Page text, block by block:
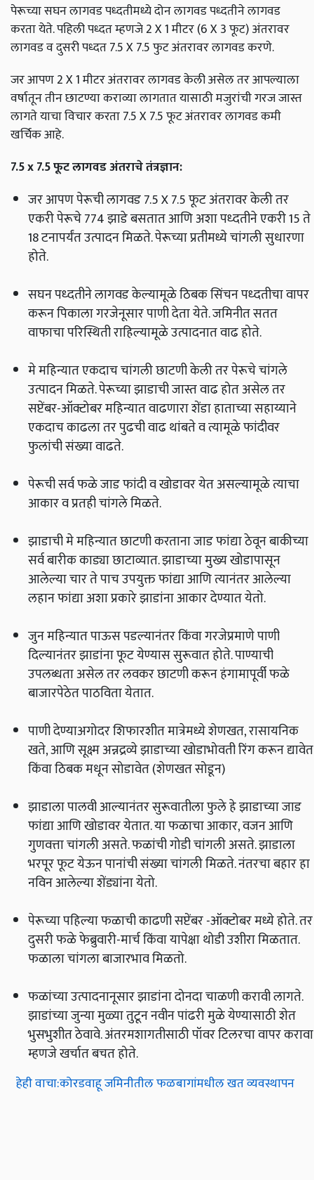
पेरूच्या सघन लागवड पध्दतीमध्ये दोन लागवड पध्दतीने लागवड
करता येते. पहिली पध्दत म्हणजे 2 X 1 मीटर (6 X 3 फूट) अंतरावर
लागवड व दुसरी पध्दत 7.5 X 7.5 फुट अंतरावर लागवड करणे.
जर आपण 2 X 1 मीटर अंतरावर लागवड केली असेल तर आपल्याला
वर्षातून तीन छाटण्या कराव्या लागतात यासाठी मजुरांची गरज जास्त
लागते याचा विचार करता 7.5 X 7.5 फूट अंतरावर लागवड कमी
खर्चिक आहे.
7.5 x 7.5 फूट लागवड अंतराचे तंत्रज्ञान:
जर आपण पेरूची लागवड 7.5 X 7.5 फूट अंतरावर केली तर
एकरी पेरूचे 774 झाडे बसतात आणि अशा पध्दतीने एकरी 15 ते
18 टनापर्यंत उत्पादन मिळते. पेरूच्या प्रतीमध्ये चांगली सुधारणा
होते.
सघन पध्दतीने लागवड केल्यामूळे ठिबक सिंचन पध्दतीचा वापर
करून पिकाला गरजेनूसार पाणी देता येते. जमिनीत सतत
वाफाचा परिस्थिती राहिल्यामूळे उत्पादनात वाढ होते.
मे महिन्यात एकदाच चांगली छाटणी केली तर पेरूचे चांगले
उत्पादन मिळते. पेरूच्या झाडाची जास्त वाढ होत असेल तर
सप्टेंबर-ऑक्टोबर महिन्यात वाढणारा शेंडा हाताच्या सहाय्याने
एकदाच काढला तर पुढची वाढ थांबते व त्यामूळे फांदीवर
फुलांची संख्या वाढते.
पेरूची सर्व फळे जाड फांदी व खोडावर येत असल्यामूळे त्याचा
आकार व प्रतही चांगले मिळते.
झाडाची मे महिन्यात छाटणी करताना जाड फांद्या ठेवून बाकीच्या
सर्व बारीक काड्या छाटाव्यात. झाडाच्या मुख्य खोडापासून
आलेल्या चार ते पाच उपयुक्त फांद्या आणि त्यानंतर आलेल्या
लहान फांद्या अशा प्रकारे झाडांना आकार देण्यात येतो.
जुन महिन्यात पाऊस पडल्यानंतर किंवा गरजेप्रमाणे पाणी
दिल्यानंतर झाडांना फूट येण्यास सुरूवात होते. पाण्याची
उपलब्धता असेल तर लवकर छाटणी करून हंगामापूर्वी फळे
बाजारपेठेत पाठविता येतात.
पाणी देण्याअगोदर शिफारशीत मात्रेमध्ये शेणखत, रासायनिक
खते, आणि सूक्ष्म अन्नद्रव्ये झाडाच्या खोडाभोवती रिंग करून द्यावेत
किंवा ठिबक मधून सोडावेत (शेणखत सोडून)
झाडाला पालवी आल्यानंतर सुरूवातीला फुले हे झाडाच्या जाड
फांद्या आणि खोडावर येतात. या फळाचा आकार, वजन आणि
गुणवत्ता चांगली असते. फळांची गोडी चांगली असते. झाडाला
भरपूर फूट येऊन पानांची संख्या चांगली मिळते. नंतरचा बहार हा
नविन आलेल्या शेंड्यांना येतो.
पेरूच्या पहिल्या फळाची काढणी सप्टेंबर -ऑक्टोबर मध्ये होते. तर
दुसरी फळे फेब्रुवारी-मार्च किंवा यापेक्षा थोडी उशीरा मिळतात.
फळाला चांगला बाजारभाव मिळतो.
फळांच्या उत्पादनानूसार झाडांना दोनदा चाळणी करावी लागते.
झाडांच्या जुन्या मुळ्या तुटून नवीन पांढरी मुळे येण्यासाठी शेत
भुसभुशीत ठेवावे. अंतरमशागतीसाठी पॉवर टिलरचा वापर करावा
म्हणजे खर्चात बचत होते.
हेही वाचा:कोरडवाहू जमिनीतील फळबागांमधील खत व्यवस्थापन